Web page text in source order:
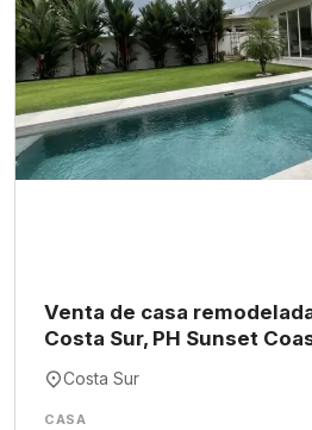
Venta de casa
Costa Sur, PH Sunset
Costa Sur
CASA